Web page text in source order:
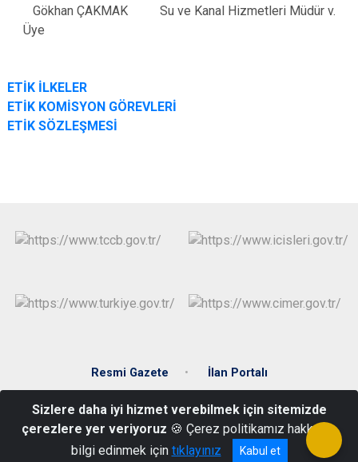
Gökhan ÇAKMAK Su ve Kanal Hizmetleri Müdür v.
Üye
ETİK İLKELER
ETİK KOMİSYON GÖREVLERİ
ETİK SÖZLEŞMESİ
Resmi Gazete İlan Portalı
Gençosman Mahallesi Turgut Özal Bulvarı No: 113 Kat 3 BAYBURT
0458 211 72 84 / 211 75 36
Sizlere daha iyi hizmet verebilmek için sitemizde
çerezlere yer veriyoruz 🍪 Çerez politikamız hakkında
bilgi edinmek için tıklayınız Kabul et